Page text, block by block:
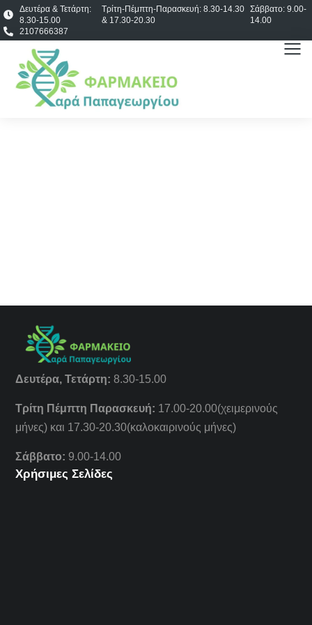
Δευτέρα & Τετάρτη:
8.30-15.00
Τρίτη-Πέμπτη-Παρασκευή: 8.30-14.30
& 17.30-20.30
Σάββατο: 9.00-
14.00
2107666387
Δευτέρα, Τετάρτη: 8.30-15.00
Τρίτη Πέμπτη Παρασκευή: 17.00-20.00(χειμερινούς
μήνες) και 17.30-20.30(καλοκαιρινούς μήνες)
Σάββατο: 9.00-14.00
Χρήσιμες Σελίδες